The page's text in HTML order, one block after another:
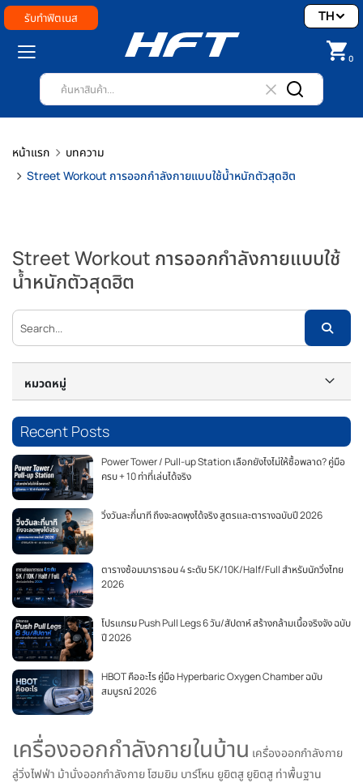
รับทำฟิตเนส
0
TH
หน้าแรก
บทความ
Street Workout การออกกำลังกายแบบใช้น้ำหนักตัวสุดฮิต
Street Workout การออกกำลังกายแบบใช้
น้ำหนักตัวสุดฮิต
หมวดหมู่
Recent Posts
Power Tower / Pull-up Station เลือกยังไงไม่ให้ซื้อพลาด? คู่มือ
ครบ + 10 ท่าที่เล่นได้จริง
วิ่งวันละกี่นาที ถึงจะลดพุงได้จริง สูตรและตารางฉบับปี 2026
ตารางซ้อมมาราธอน 4 ระดับ 5K/10K/Half/Full สำหรับนักวิ่งไทย
2026
โปรแกรม Push Pull Legs 6 วัน/สัปดาห์ สร้างกล้ามเนื้อจริงจัง ฉบับ
ปี 2026
HBOT คืออะไร คู่มือ Hyperbaric Oxygen Chamber ฉบับ
สมบูรณ์ 2026
เครื่องออกกำลังกายในบ้าน เครื่องออกกำลังกาย
ลู่วิ่งไฟฟ่า ม้านั่งออกกำลังกายโฮมยิม บาร์โหน ยูยิตสู ยูยิตสู ท่าพื้นฐาน